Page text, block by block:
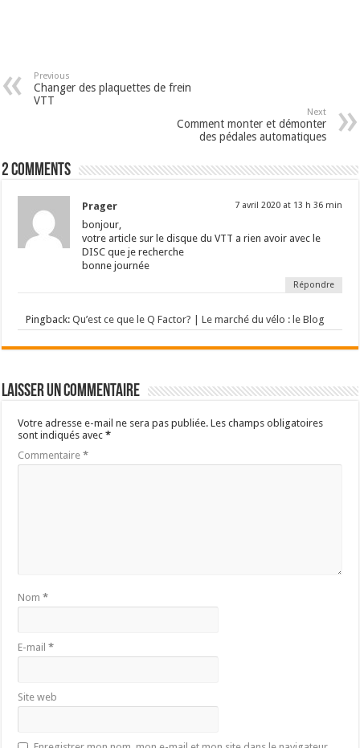
Previous
Changer des plaquettes de frein
VTT
Next
Comment monter et démonter
des pédales automatiques
2 comments
Prager 7 avril 2020 at 13 h 36 min
bonjour,
votre article sur le disque du VTT a rien avoir avec le
DISC que je recherche
bonne journée
Répondre
Pingback:Qu’est ce que le Q Factor? | Le marché du vélo : le Blog
Laisser un commentaire
Votre adresse e-mail ne sera pas publiée. Les champs obligatoires
sont indiqués avec*
Commentaire*
Nom*
E-mail*
Site web